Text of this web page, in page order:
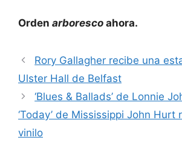
Orden arboresco ahora.
Rory Gallagher recibe una
Ulster Hall de Belfast
‘Blues & Ballads’ de Lonnie
‘Today’ de Mississippi John Hurt
vinilo